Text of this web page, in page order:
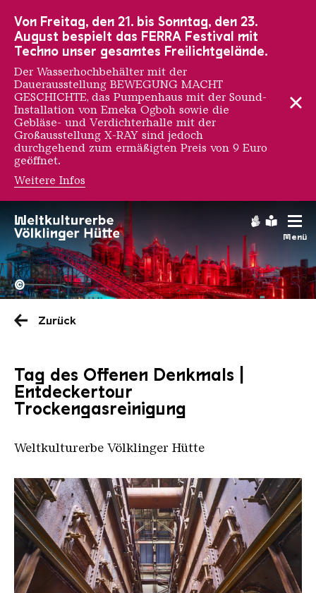
Menü
Hochofengruppe in Rot
Copyright:
©
Zurück
Tag des Offenen Denkmals |
Entdeckertour
Trockengasreinigung
Weltkulturerbe Völklinger Hütte
Von Freitag, den 21. bis Sonntag, den 23.
August bespielt das FERRA Festival mit
Techno unser gesamtes Freilichtgelände.
Der Wasserhochbehälter mit der
Dauerausstellung BEWEGUNG MACHT
GESCHICHTE, das Pumpenhaus mit der Sound-
Installation von Emeka Ogboh sowie die
Gebläse- und Verdichterhalle mit der
Großausstellung X-RAY sind jedoch
durchgehend zum ermäßigten Preis von 9 Euro
geöffnet.
Weitere Infos